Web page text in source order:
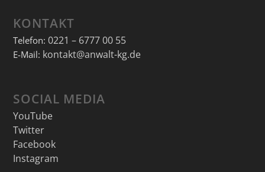
KONTAKT
Telefon: 0221 – 6777 00 55
E-Mail: kontakt@anwalt-kg.de
SOCIAL MEDIA
YouTube
Twitter
Facebook
Instagram